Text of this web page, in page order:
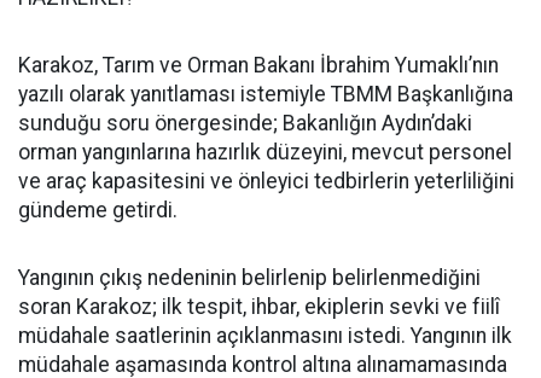
Karakoz, Tarım ve Orman Bakanı İbrahim Yumaklı’nın
yazılı olarak yanıtlaması istemiyle TBMM Başkanlığına
sunduğu soru önergesinde; Bakanlığın Aydın’daki
orman yangınlarına hazırlık düzeyini, mevcut personel
ve araç kapasitesini ve önleyici tedbirlerin yeterliliğini
gündeme getirdi.
Yangının çıkış nedeninin belirlenip belirlenmediğini
soran Karakoz; ilk tespit, ihbar, ekiplerin sevki ve fiilî
müdahale saatlerinin açıklanmasını istedi. Yangının ilk
müdahale aşamasında kontrol altına alınamamasında